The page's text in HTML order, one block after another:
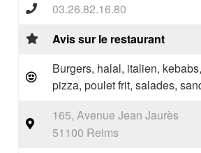
03.26.82.16.80
Avis sur le restaurant
Burgers, halal, italien,
pizza, poulet frit, salades,
165, Avenue Jean Jaurès
51100 Reims